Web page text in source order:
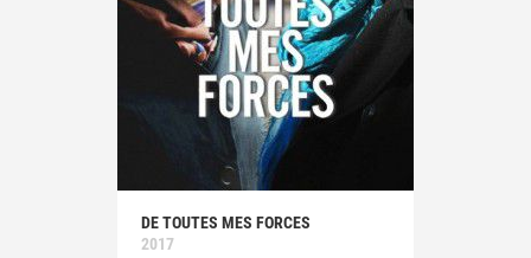
DE TOUTES MES FORCES
2017